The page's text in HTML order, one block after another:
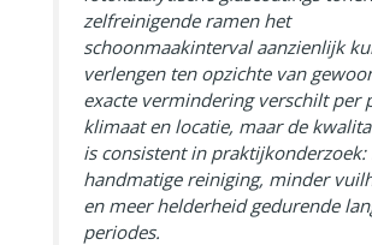
zelfreinigende ramen het
schoonmaakinterval aanzienlijk
verlengen ten opzichte van
exacte vermindering verschilt per
klimaat en locatie, maar de
is consistent in
handmatige reiniging, minder
en meer helderheid gedurende
periodes.